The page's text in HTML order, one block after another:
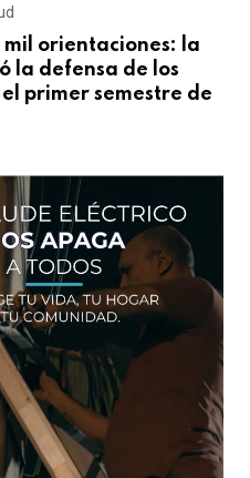
mil orientaciones: la
la defensa de los
primer semestre de